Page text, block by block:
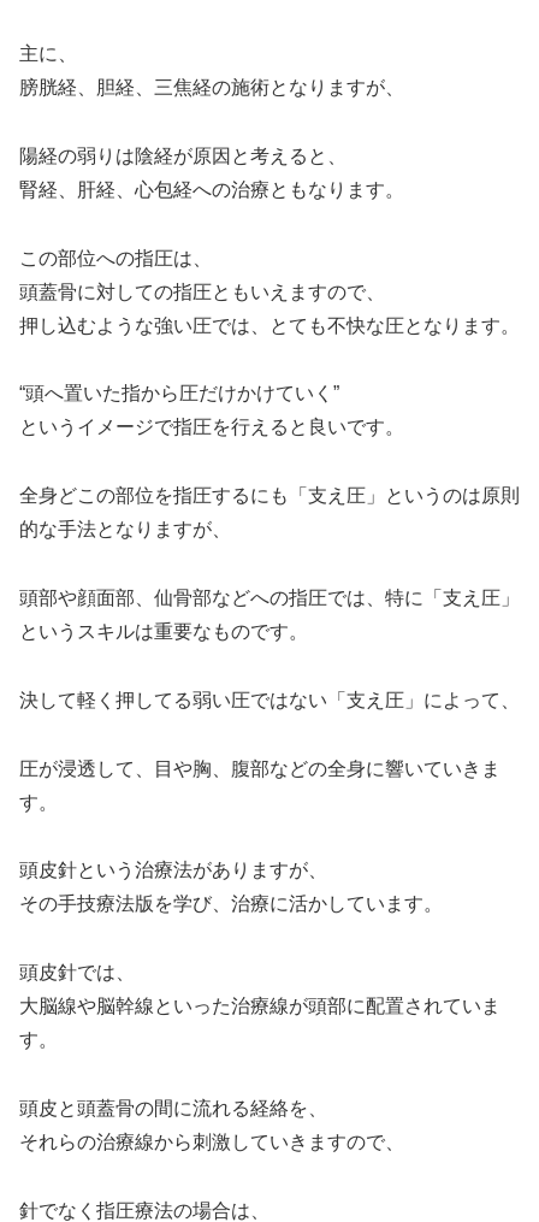
主に、
膀胱経、胆経、三焦経の施術となりますが、
陽経の弱りは陰経が原因と考えると、
腎経、肝経、心包経への治療ともなります。
この部位への指圧は、
頭蓋骨に対しての指圧ともいえますので、
押し込むような強い圧では、とても不快な圧となります。
“頭へ置いた指から圧だけかけていく”
というイメージで指圧を行えると良いです。
全身どこの部位を指圧するにも「支え圧」というのは原則
的な手法となりますが、
頭部や顔面部、仙骨部などへの指圧では、特に「支え圧」
というスキルは重要なものです。
決して軽く押してる弱い圧ではない「支え圧」によって、
圧が浸透して、目や胸、腹部などの全身に響いていきま
す。
頭皮針という治療法がありますが、
その手技療法版を学び、治療に活かしています。
頭皮針では、
大脳線や脳幹線といった治療線が頭部に配置されていま
す。
頭皮と頭蓋骨の間に流れる経絡を、
それらの治療線から刺激していきますので、
針でなく指圧療法の場合は、